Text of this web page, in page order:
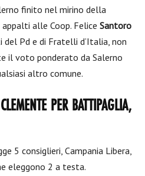
finito nel mirino della
appalti alle Coop. Felice Santoro
del Pd e di Fratelli d’Italia, non
il voto ponderato da Salerno
altro comune.
PER BATTIPAGLIA,
5 consiglieri, Campania Libera,
eleggono 2 a testa.